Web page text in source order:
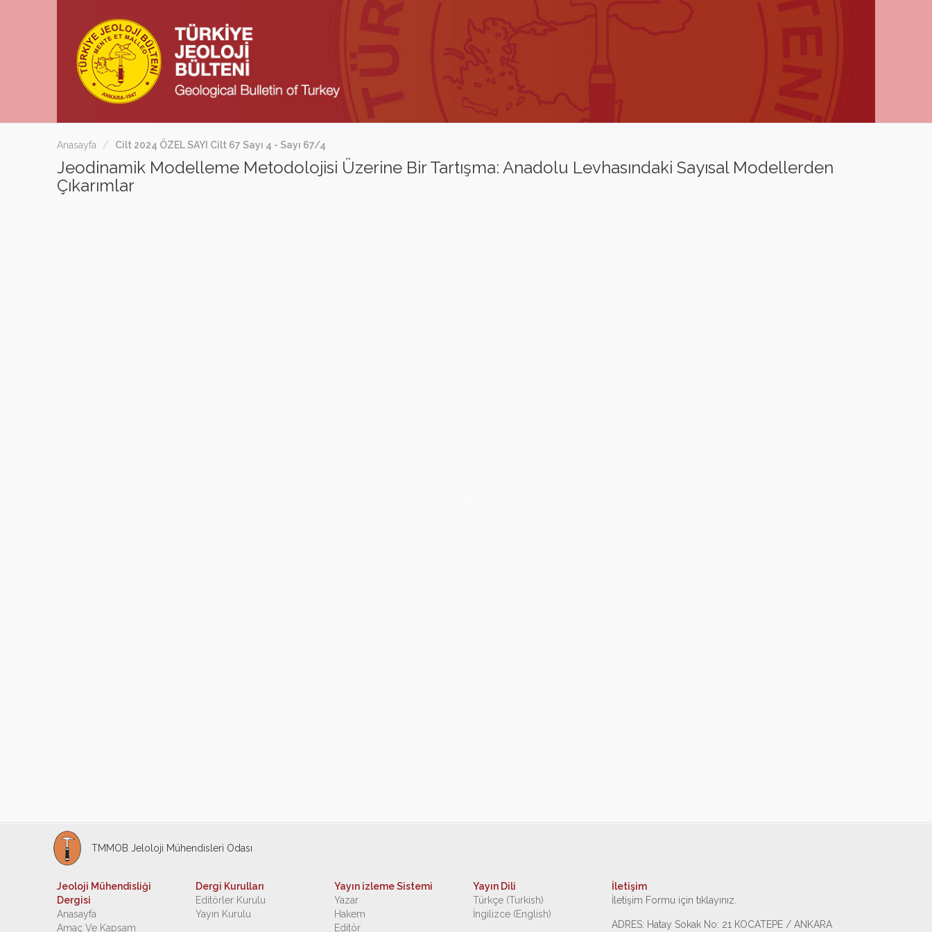
Anasayfa Cilt 2024 ÖZEL SAYI Cilt 67 Sayı 4 - Sayı 67/4
Jeodinamik Modelleme Metodolojisi Üzerine Bir Tartışma: Anadolu Levhasındaki Sayısal Modellerden
Çıkarımlar
TMMOB Jeloloji Mühendisleri Odası
Jeoloji Mühendisliği
Dergisi
Anasayfa
Amaç Ve Kapsam
Dergi Kurulları
Editörler Kurulu
Yayın Kurulu
Yayın izleme Sistemi
Yazar
Hakem
Editör
Yayın Dili
Türkçe (Turkish)
İngilizce (English)
İletişim
İletişim Formu için tıklayınız.
ADRES: Hatay Sokak No: 21 KOCATEPE / ANKARA